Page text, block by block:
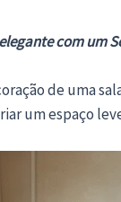
com um
de uma
um espaço